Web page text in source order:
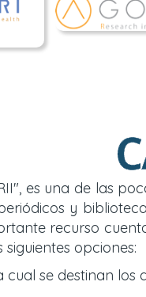
es una de las
y
recurso
opciones:
se destinan